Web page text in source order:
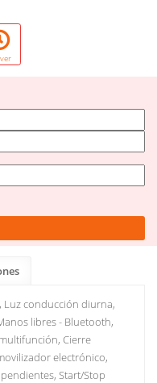
Luz conducción diurna,
libres - Bluetooth,
Cierre
electrónico,
Start/Stop